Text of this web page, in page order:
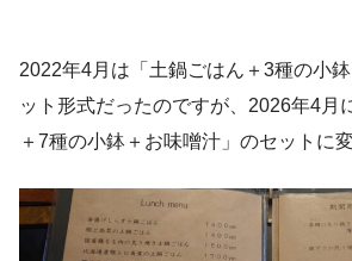
2022年4月は「土鍋ごはん＋3種の小
ット形式だったのですが、2026年4月
＋7種の小鉢＋お味噌汁」のセットに